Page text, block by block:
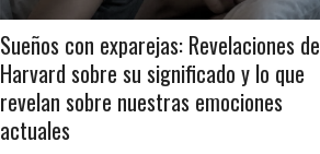
Sueños con exparejas: Revelaciones de
Harvard sobre su significado y lo que
revelan sobre nuestras emociones
actuales